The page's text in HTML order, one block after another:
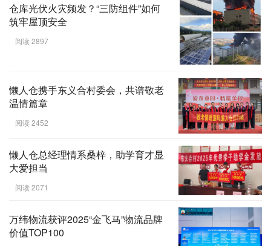
仓库光伏火灾频发？“三防组件”如何
筑牢屋顶安全
阅读 2897
懒人仓携手东义合村委会，共谱敬老
温情篇章
阅读 2452
懒人仓总经理情系桑梓，助学育才显
大爱担当
阅读 2071
万纬物流获评2025“金飞马”物流品牌
价值TOP100